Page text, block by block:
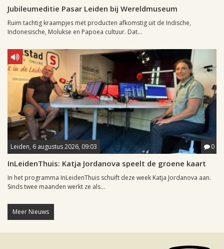
Jubileumeditie Pasar Leiden bij Wereldmuseum
Ruim tachtig kraampjes met producten afkomstig uit de Indische,
Indonesische, Molukse en Papoea cultuur. Dat...
Leiden, 6 augustus 2026, 09:03 0
InLeidenThuis: Katja Jordanova speelt de groene kaart
In het programma InLeidenThuis schuift deze week Katja Jordanova aan.
Sinds twee maanden werkt ze als...
Meer Nieuws